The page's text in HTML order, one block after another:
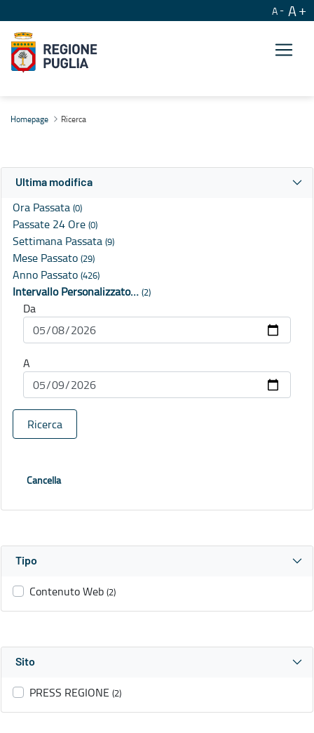
A A
Homepage Ricerca
Ultima modifica
Ora Passata (0)
Passate 24 Ore (0)
Settimana Passata (9)
Mese Passato (29)
Anno Passato (426)
Intervallo Personalizzato… (2)
Da
A
Ricerca
Cancella
Tipo
Contenuto Web (2)
Sito
PRESS REGIONE (2)